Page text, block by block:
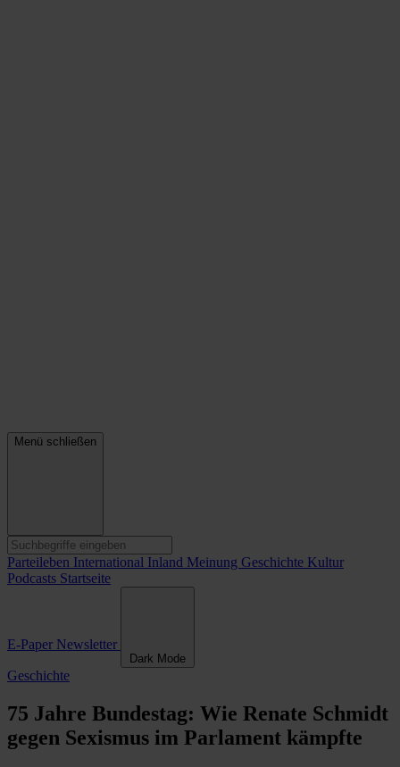
Menü schließen
Parteileben International Inland Meinung Geschichte Kultur
Podcasts Startseite
E-Paper Newsletter
Dark Mode
Geschichte
75 Jahre Bundestag: Wie Renate Schmidt
gegen Sexismus im Parlament kämpfte